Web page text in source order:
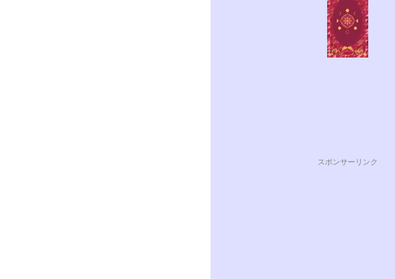
スポンサーリンク